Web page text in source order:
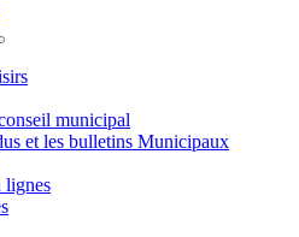
municipal
et les bulletins Municipaux
lignes